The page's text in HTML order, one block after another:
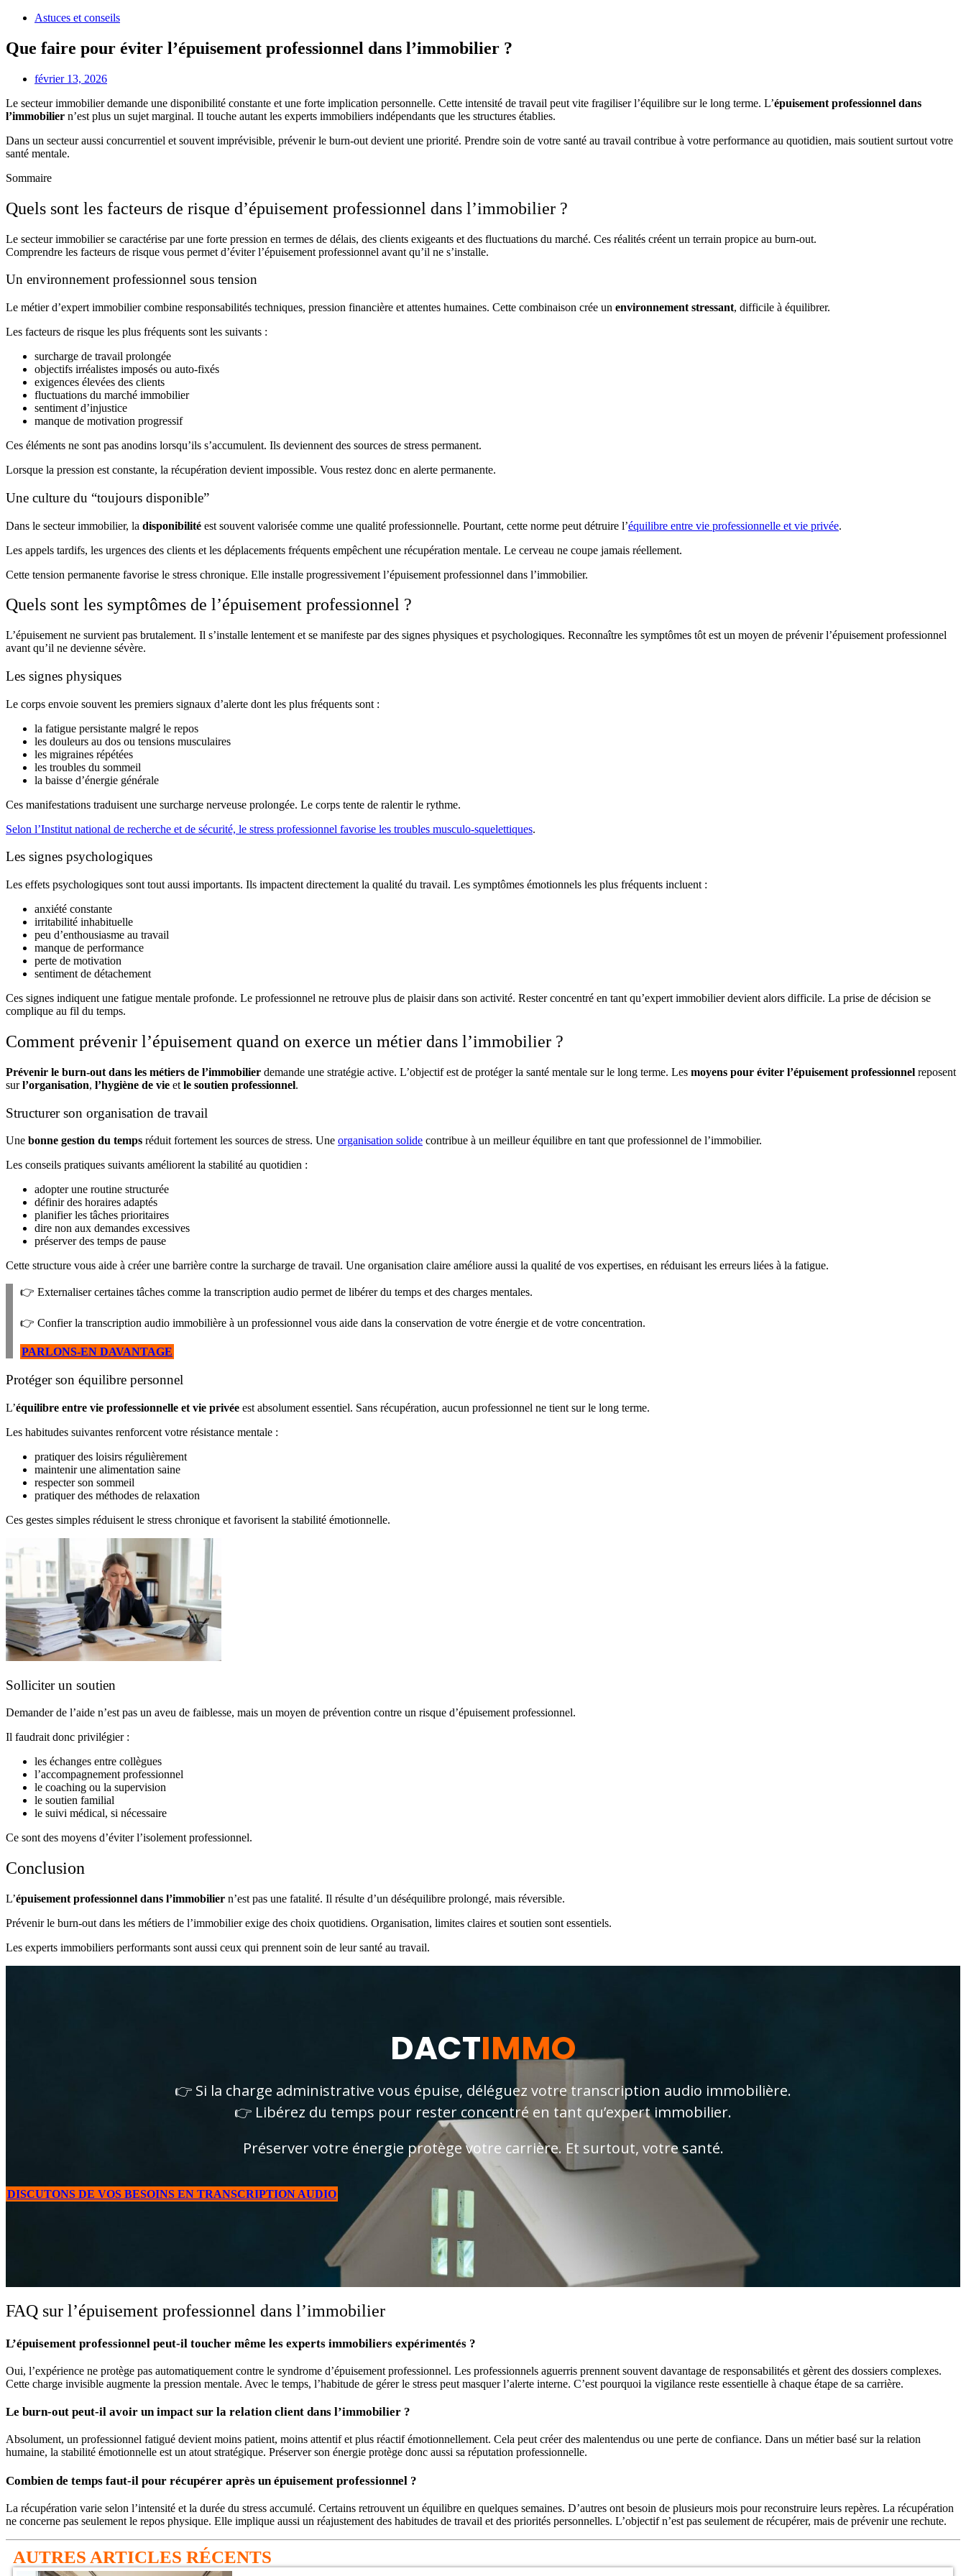
Astuces et conseils
Que faire pour éviter l’épuisement professionnel dans l’immobilier ?
février 13, 2026
Le secteur immobilier demande une disponibilité constante et une forte implication personnelle. Cette intensité de travail peut vite fragiliser l’équilibre sur le long terme. L’épuisement professionnel dans
l’immobilier n’est plus un sujet marginal. Il touche autant les experts immobiliers indépendants que les structures établies.
Dans un secteur aussi concurrentiel et souvent imprévisible, prévenir le burn-out devient une priorité. Prendre soin de votre santé au travail contribue à votre performance au quotidien, mais soutient surtout votre
santé mentale.
Sommaire
Quels sont les facteurs de risque d’épuisement professionnel dans l’immobilier ?
Le secteur immobilier se caractérise par une forte pression en termes de délais, des clients exigeants et des fluctuations du marché. Ces réalités créent un terrain propice au burn-out.
Comprendre les facteurs de risque vous permet d’éviter l’épuisement professionnel avant qu’il ne s’installe.
Un environnement professionnel sous tension
Le métier d’expert immobilier combine responsabilités techniques, pression financière et attentes humaines. Cette combinaison crée un environnement stressant, difficile à équilibrer.
Les facteurs de risque les plus fréquents sont les suivants :
surcharge de travail prolongée
objectifs irréalistes imposés ou auto-fixés
exigences élevées des clients
fluctuations du marché immobilier
sentiment d’injustice
manque de motivation progressif
Ces éléments ne sont pas anodins lorsqu’ils s’accumulent. Ils deviennent des sources de stress permanent.
Lorsque la pression est constante, la récupération devient impossible. Vous restez donc en alerte permanente.
Une culture du “toujours disponible”
Dans le secteur immobilier, la disponibilité est souvent valorisée comme une qualité professionnelle. Pourtant, cette norme peut détruire l’équilibre entre vie professionnelle et vie privée.
Les appels tardifs, les urgences des clients et les déplacements fréquents empêchent une récupération mentale. Le cerveau ne coupe jamais réellement.
Cette tension permanente favorise le stress chronique. Elle installe progressivement l’épuisement professionnel dans l’immobilier.
Quels sont les symptômes de l’épuisement professionnel ?
L’épuisement ne survient pas brutalement. Il s’installe lentement et se manifeste par des signes physiques et psychologiques. Reconnaître les symptômes tôt est un moyen de prévenir l’épuisement professionnel
avant qu’il ne devienne sévère.
Les signes physiques
Le corps envoie souvent les premiers signaux d’alerte dont les plus fréquents sont :
la fatigue persistante malgré le repos
les douleurs au dos ou tensions musculaires
les migraines répétées
les troubles du sommeil
la baisse d’énergie générale
Ces manifestations traduisent une surcharge nerveuse prolongée. Le corps tente de ralentir le rythme.
Selon l’Institut national de recherche et de sécurité, le stress professionnel favorise les troubles musculo-squelettiques.
Les signes psychologiques
Les effets psychologiques sont tout aussi importants. Ils impactent directement la qualité du travail. Les symptômes émotionnels les plus fréquents incluent :
anxiété constante
irritabilité inhabituelle
peu d’enthousiasme au travail
manque de performance
perte de motivation
sentiment de détachement
Ces signes indiquent une fatigue mentale profonde. Le professionnel ne retrouve plus de plaisir dans son activité. Rester concentré en tant qu’expert immobilier devient alors difficile. La prise de décision se
complique au fil du temps.
Comment prévenir l’épuisement quand on exerce un métier dans l’immobilier ?
Prévenir le burn-out dans les métiers de l’immobilier demande une stratégie active. L’objectif est de protéger la santé mentale sur le long terme. Les moyens pour éviter l’épuisement professionnel reposent
surl’organisation, l’hygiène de vie et le soutien professionnel.
Structurer son organisation de travail
Une bonne gestion du temps réduit fortement les sources de stress. Une organisation solide contribue à un meilleur équilibre en tant que professionnel de l’immobilier.
Les conseils pratiques suivants améliorent la stabilité au quotidien :
adopter une routine structurée
définir des horaires adaptés
planifier les tâches prioritaires
dire non aux demandes excessives
préserver des temps de pause
Cette structure vous aide à créer une barrière contre la surcharge de travail. Une organisation claire améliore aussi la qualité de vos expertises, en réduisant les erreurs liées à la fatigue.
👉 Externaliser certaines tâches comme la transcription audio permet de libérer du temps et des charges mentales.
👉 Confier la transcription audio immobilière à un professionnel vous aide dans la conservation de votre énergie et de votre concentration.
PARLONS-EN DAVANTAGE
Protéger son équilibre personnel
L’équilibre entre vie professionnelle et vie privée est absolument essentiel. Sans récupération, aucun professionnel ne tient sur le long terme.
Les habitudes suivantes renforcent votre résistance mentale :
pratiquer des loisirs régulièrement
maintenir une alimentation saine
respecter son sommeil
pratiquer des méthodes de relaxation
Ces gestes simples réduisent le stress chronique et favorisent la stabilité émotionnelle.
Solliciter un soutien
Demander de l’aide n’est pas un aveu de faiblesse, mais un moyen de prévention contre un risque d’épuisement professionnel.
Il faudrait donc privilégier :
les échanges entre collègues
l’accompagnement professionnel
le coaching ou la supervision
le soutien familial
le suivi médical, si nécessaire
Ce sont des moyens d’éviter l’isolement professionnel.
Conclusion
L’épuisement professionnel dans l’immobilier n’est pas une fatalité. Il résulte d’un déséquilibre prolongé, mais réversible.
Prévenir le burn-out dans les métiers de l’immobilier exige des choix quotidiens. Organisation, limites claires et soutien sont essentiels.
Les experts immobiliers performants sont aussi ceux qui prennent soin de leur santé au travail.
DACTIMMO
👉 Si la charge administrative vous épuise, déléguez votre transcription audio immobilière.
👉 Libérez du temps pour rester concentré en tant qu’expert immobilier.
Préserver votre énergie protège votre carrière. Et surtout, votre santé.
DISCUTONS DE VOS BESOINS EN TRANSCRIPTION AUDIO
FAQ sur l’épuisement professionnel dans l’immobilier
L’épuisement professionnel peut-il toucher même les experts immobiliers expérimentés ?
Oui, l’expérience ne protège pas automatiquement contre le syndrome d’épuisement professionnel. Les professionnels aguerris prennent souvent davantage de responsabilités et gèrent des dossiers complexes.
Cette charge invisible augmente la pression mentale. Avec le temps, l’habitude de gérer le stress peut masquer l’alerte interne. C’est pourquoi la vigilance reste essentielle à chaque étape de sa carrière.
Le burn-out peut-il avoir un impact sur la relation client dans l’immobilier ?
Absolument, un professionnel fatigué devient moins patient, moins attentif et plus réactif émotionnellement. Cela peut créer des malentendus ou une perte de confiance. Dans un métier basé sur la relation
humaine, la stabilité émotionnelle est un atout stratégique. Préserver son énergie protège donc aussi sa réputation professionnelle.
Combien de temps faut-il pour récupérer après un épuisement professionnel ?
La récupération varie selon l’intensité et la durée du stress accumulé. Certains retrouvent un équilibre en quelques semaines. D’autres ont besoin de plusieurs mois pour reconstruire leurs repères. La récupération
ne concerne pas seulement le repos physique. Elle implique aussi un réajustement des habitudes de travail et des priorités personnelles. L’objectif n’est pas seulement de récupérer, mais de prévenir une rechute.
AUTRES ARTICLES RÉCENTS